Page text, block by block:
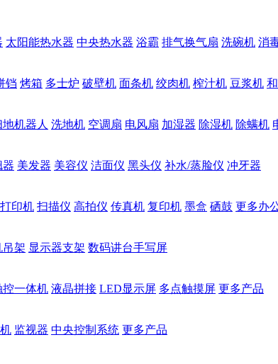
太阳能热水器 中央热水器 浴霸 排气换气扇 洗碗机 消
铛 烤箱 多士炉 破壁机 面条机 绞肉机 榨汁机 豆浆机
地机器人 洗地机 空调扇 电风扇 加湿器 除湿机 除螨机
器 美发器 美容仪 洁面仪 黑头仪 补水/蒸脸仪 冲牙器
印机 扫描仪 高拍仪 传真机 复印机 墨盒 硒鼓 更多办
吊架 显示器支架 数码讲台手写屏
控一体机 液晶拼接 LED显示屏 多点触摸屏 更多产品
监视器 中央控制系统 更多产品